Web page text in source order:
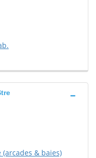
(arcades & baies)